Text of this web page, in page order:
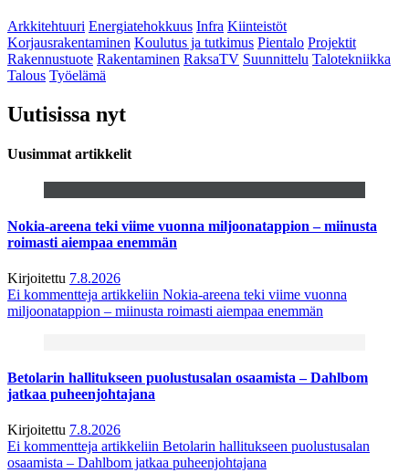
Arkkitehtuuri Energiatehokkuus Infra Kiinteistöt
Korjausrakentaminen Koulutus ja tutkimus Pientalo Projektit
Rakennustuote Rakentaminen RaksaTV Suunnittelu Talotekniikka
Talous Työelämä
Uutisissa nyt
Uusimmat artikkelit
Nokia-areena teki viime vuonna miljoonatappion – miinusta
roimasti aiempaa enemmän
Kirjoitettu 7.8.2026
Ei kommentteja artikkeliin Nokia-areena teki viime vuonna
miljoonatappion – miinusta roimasti aiempaa enemmän
Betolarin hallitukseen puolustusalan osaamista – Dahlbom
jatkaa puheenjohtajana
Kirjoitettu 7.8.2026
Ei kommentteja artikkeliin Betolarin hallitukseen puolustusalan
osaamista – Dahlbom jatkaa puheenjohtajana